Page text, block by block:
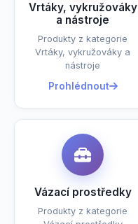
Vrtáky, vykružováky
a nástroje
Produkty z kategorie
Vrtáky, vykružováky a
nástroje
Prohlédnout
Vázací prostředky
Produkty z kategorie